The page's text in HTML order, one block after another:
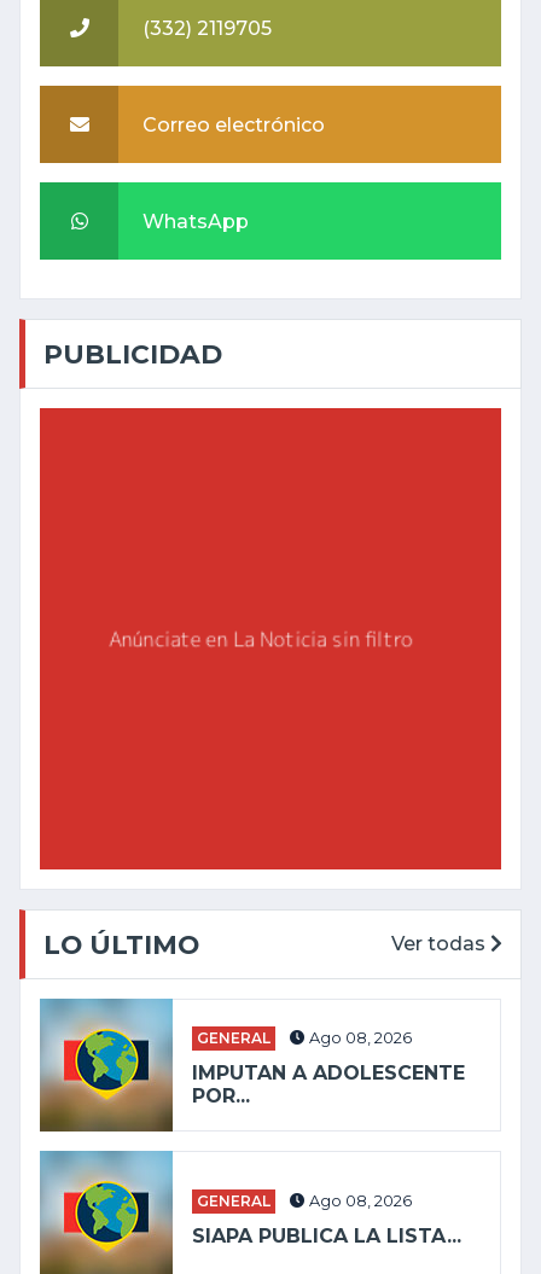
(332) 2119705
Correo electrónico
WhatsApp
PUBLICIDAD
LO ÚLTIMO Ver todas
GENERAL Ago 08, 2026
IMPUTAN A ADOLESCENTE
POR...
GENERAL Ago 08, 2026
SIAPA PUBLICA LA LISTA...